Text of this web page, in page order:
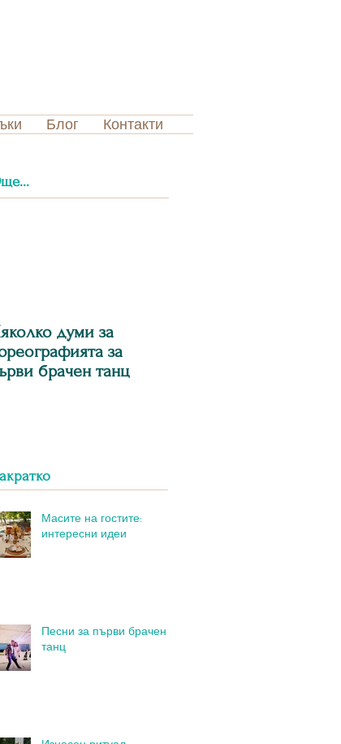
Блог Контакти
думи за
за
брачен танц
Масите на гостите:
интересни идеи
Песни за първи брачен
танц